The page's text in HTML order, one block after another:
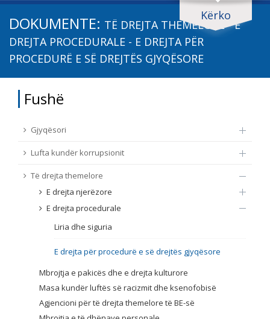
FILLESTARE
LUFTA KUNDËR KORRUPSIONIT
TË DREJTA THEMELORE
ПРИСТАПНИ ПРЕГОВОРИ
Kërko
Kërko dokumente
Kërko
Burim
Tip
Nga rrjeti 23
Data e shpalljes
DOKUMENTE: TË DREJTA THEMELORE - E
DREJTA PROCEDURALE - E DREJTA PËR
PROCEDURË E SË DREJTËS GJYQËSORE
Fushë
Gjyqësori
Lufta kundër korrupsionit
Të drejta themelore
E drejta njerëzore
E drejta procedurale
Liria dhe siguria
E drejta për procedurë e së drejtës gjyqësore
Mbrojtja e pakicës dhe e drejta kulturore
Masa kundër luftës së racizmit dhe ksenofobisë
Agjencioni për të drejta themelore të BE-së